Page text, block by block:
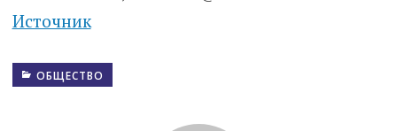
Источник
ОБЩЕСТВО